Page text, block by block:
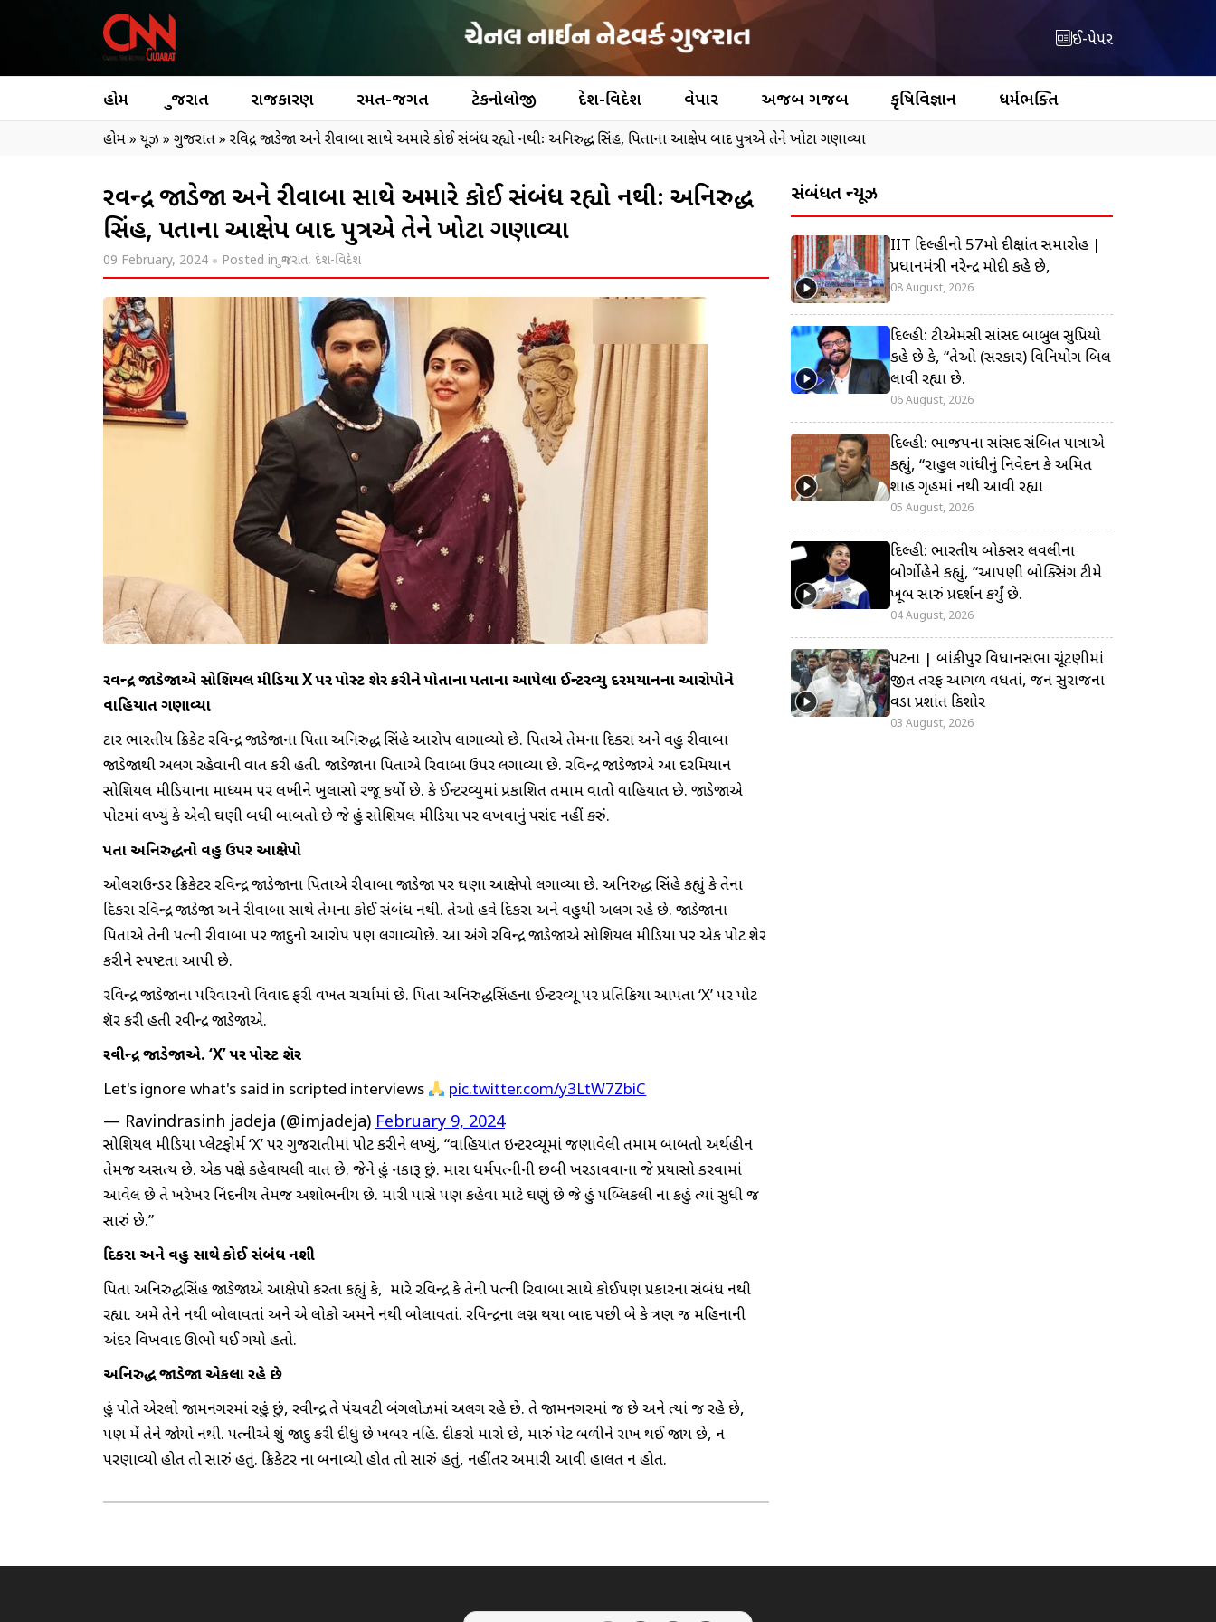
ઈ-પેપર
હોમ ગુજરાત રાજકારણ રમત-જગત ટેકનોલોજી દેશ-વિદેશ વેપાર અજબ ગજબ કૃષિવિજ્ઞાન ધર્મભક્તિ
હોમ» ન્યૂઝ » ગુજરાત» રવિન્દ્ર જાડેજા અને રીવાબા સાથે અમારે કોઈ સંબંધ રહ્યો નથીઃ અનિરુદ્ધ સિંહ, પિતાના આક્ષેપ બાદ પુત્રએ તેને ખોટા ગણાવ્યા
રવિન્દ્ર જાડેજા અને રીવાબા સાથે અમારે કોઈ સંબંધ રહ્યો નથીઃ અનિરુદ્ધ
સિંહ, પિતાના આક્ષેપ બાદ પુત્રએ તેને ખોટા ગણાવ્યા
09 February, 2024 Posted inગુજરાત, દેશ-વિદેશ
રવિન્દ્ર જાડેજાએ સોશિયલ મીડિયા X પર પોસ્ટ શેર કરીને પોતાના પિતાના આપેલા ઈન્ટરવ્યુ દરમિયાનના આરોપોને
વાહિયાત ગણાવ્યા
સ્ટાર ભારતીય ક્રિકેટ રવિન્દ્ર જાડેજાના પિતા અનિરુદ્ધ સિંહે આરોપ લાગાવ્યો છે. પિતએ તેમના દિકરા અને વહુ રીવાબા
જાડેજાથી અલગ રહેવાની વાત કરી હતી. જાડેજાના પિતાએ રિવાબા ઉપર લગાવ્યા છે. રવિન્દ્ર જાડેજાએ આ દરમિયાન
સોશિયલ મીડિયાના માધ્યમ પર લખીને ખુલાસો રજૂ કર્યો છે. કે ઈન્ટરવ્યુમાં પ્રકાશિત તમામ વાતો વાહિયાત છે. જાડેજાએ
પોસ્ટમાં લખ્યું કે એવી ઘણી બધી બાબતો છે જે હું સોશિયલ મીડિયા પર લખવાનું પસંદ નહીં કરું.
પિતા અનિરુદ્ધનો વહુ ઉપર આક્ષેપો
ઓલરાઉન્ડર ક્રિકેટર રવિન્દ્ર જાડેજાના પિતાએ રીવાબા જાડેજા પર ઘણા આક્ષેપો લગાવ્યા છે. અનિરુદ્ધ સિંહે કહ્યું કે તેના
દિકરા રવિન્દ્ર જાડેજા અને રીવાબા સાથે તેમના કોઈ સંબંધ નથી. તેઓ હવે દિકરા અને વહુથી અલગ રહે છે. જાડેજાના
પિતાએ તેની પત્ની રીવાબા પર જાદુનો આરોપ પણ લગાવ્યોછે. આ અંગે રવિન્દ્ર જાડેજાએ સોશિયલ મીડિયા પર એક પોસ્ટ શેર
કરીને સ્પષ્ટતા આપી છે.
રવિન્દ્ર જાડેજાના પરિવારનો વિવાદ ફરી વખત ચર્ચામાં છે. પિતા અનિરુદ્ધસિંહના ઈન્ટરવ્યૂ પર પ્રતિક્રિયા આપતા ‘X’ પર પોસ્ટ
શૅર કરી હતી રવીન્દ્ર જાડેજાએ.
રવીન્દ્ર જાડેજાએ. ‘X’ પર પોસ્ટ શૅર
Let's ignore what's said in scripted interviews
pic.twitter.com/y3LtW7ZbiC
— Ravindrasinh jadeja (@imjadeja) February 9, 2024
સોશિયલ મીડિયા પ્લેટફોર્મ ‘X’ પર ગુજરાતીમાં પોસ્ટ કરીને લખ્યું, “વાહિયાત ઇન્ટરવ્યૂમાં જણાવેલી તમામ બાબતો અર્થહીન
તેમજ અસત્ય છે. એક પક્ષે કહેવાયલી વાત છે. જેને હું નકારૂ છું. મારા ધર્મપત્નીની છબી ખરડાવવાના જે પ્રયાસો કરવામાં
આવેલ છે તે ખરેખર નિંદનીય તેમજ અશોભનીય છે. મારી પાસે પણ કહેવા માટે ઘણું છે જે હું પબ્લિકલી ના કહું ત્યાં સુધી જ
સારું છે.”
દિકરા અને વહુ સાથે કોઈ સંબંધ નશી
પિતા અનિરુદ્ધસિંહ જાડેજાએ આક્ષેપો કરતા કહ્યું કે, મારે રવિન્દ્ર કે તેની પત્ની રિવાબા સાથે કોઈપણ પ્રકારના સંબંધ નથી
રહ્યા. અમે તેને નથી બોલાવતાં અને એ લોકો અમને નથી બોલાવતાં. રવિન્દ્રના લગ્ન થયા બાદ પછી બે કે ત્રણ જ મહિનાની
અંદર વિખવાદ ઊભો થઈ ગયો હતો.
અનિરુદ્ધજાડેજા એકલા રહે છે
હું પોતે એરલો જામનગરમાં રહું છું, રવીન્દ્ર તે પંચવટી બંગલોઝમાં અલગ રહે છે. તે જામનગરમાં જ છે અને ત્યાં જ રહે છે,
પણ મેં તેને જોયો નથી. પત્નીએ શું જાદુ કરી દીધું છે ખબર નહિ. દીકરો મારો છે, મારું પેટ બળીને રાખ થઈ જાય છે, ન
પરણાવ્યો હોત તો સારું હતું. ક્રિકેટર ના બનાવ્યો હોત તો સારું હતું, નહીંતર અમારી આવી હાલત ન હોત.
સંબંધિત ન્યૂઝ
IIT દિલ્હીનો 57મો દીક્ષાંત સમારોહ |
પ્રધાનમંત્રી નરેન્દ્ર મોદી કહે છે,
08 August, 2026
દિલ્હી: ટીએમસી સાંસદ બાબુલ સુપ્રિયો
કહે છે કે, “તેઓ (સરકાર) વિનિયોગ બિલ
લાવી રહ્યા છે.
06 August, 2026
દિલ્હી: ભાજપના સાંસદ સંબિત પાત્રાએ
કહ્યું, “રાહુલ ગાંધીનું નિવેદન કે અમિત
શાહ ગૃહમાં નથી આવી રહ્યા
05 August, 2026
દિલ્હી: ભારતીય બોક્સર લવલીના
બોર્ગોહેને કહ્યું, “આપણી બોક્સિંગ ટીમે
ખૂબ સારું પ્રદર્શન કર્યું છે.
04 August, 2026
પટના | બાંકીપુર વિધાનસભા ચૂંટણીમાં
જીત તરફ આગળ વધતાં, જન સુરાજના
વડા પ્રશાંત કિશોર
03 August, 2026